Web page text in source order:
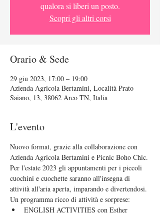
qualora si liberi un posto.
Scopri gli altri corsi
Orario & Sede
29 giu 2023, 17:00 – 19:00
Azienda Agricola Bertamini, Località Prato
Saiano, 13, 38062 Arco TN, Italia
L'evento
Nuovo format, grazie alla collaborazione con
Azienda Agricola Bertamini e Picnic Boho Chic.
Per l'estate 2023 gli appuntamenti per i piccoli
cuochini e cuochette saranno all'insegna di
attività all'aria aperta, imparando e divertendosi.
Un programma ricco di attività e sorprese:
ENGLISH ACTIVITIES con Esther